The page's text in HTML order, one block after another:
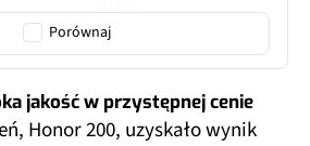
Porównaj
jakość w przystępnej cenie
Honor 200, uzyskało wynik